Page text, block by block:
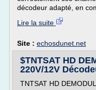
décodeur adapté, en
Lire la suite
Site : echosdunet.net
$TNTSAT HD
220V/12V
TNTSAT HD